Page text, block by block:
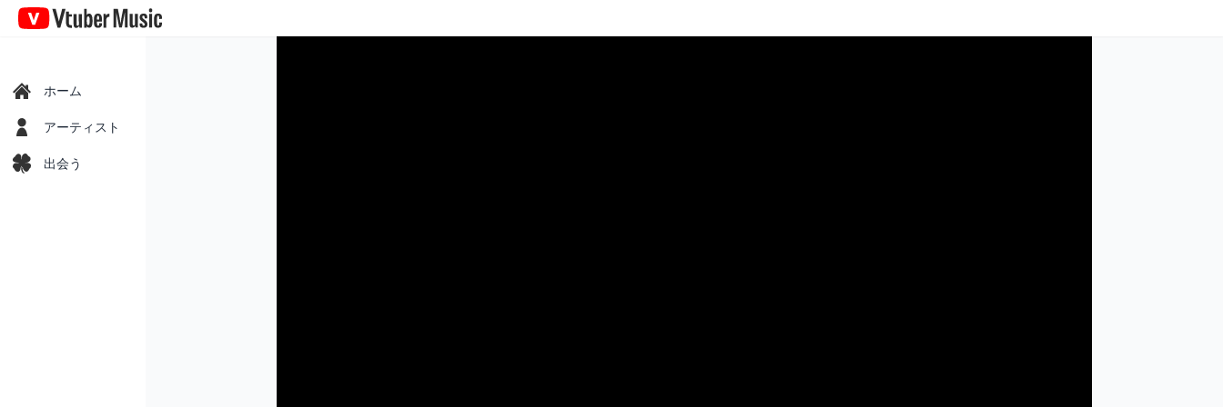
Vtuber
ホーム
アーティスト
出会う